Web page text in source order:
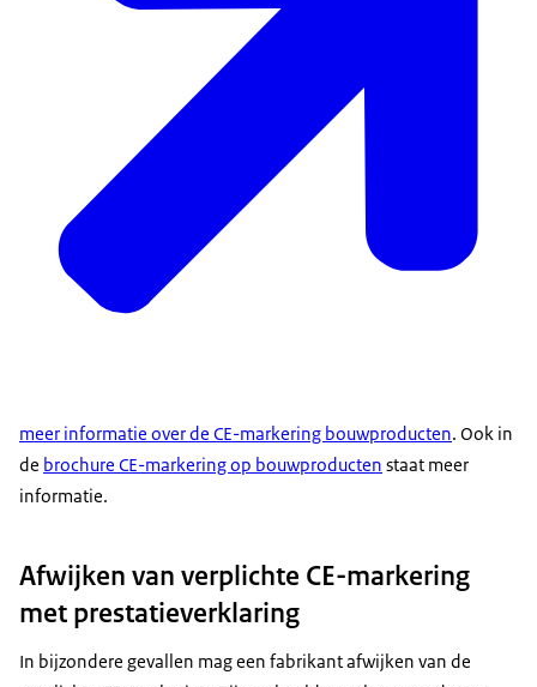
meer informatie over de CE-markering bouwproducten. Ook in
de brochure CE-markering op bouwproducten staat meer
informatie.
Afwijken van verplichte CE-markering
met prestatieverklaring
In bijzondere gevallen mag een fabrikant afwijken van de